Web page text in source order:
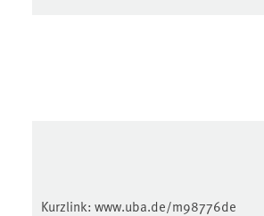
Kurzlink: www.uba.de/m98776de